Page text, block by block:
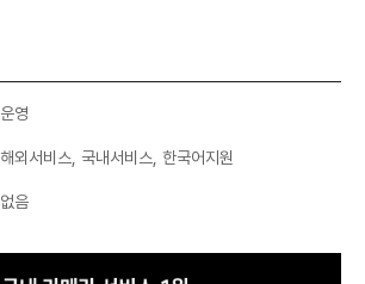
운영
해외서비스, 국내서비스, 한국어지원
없음